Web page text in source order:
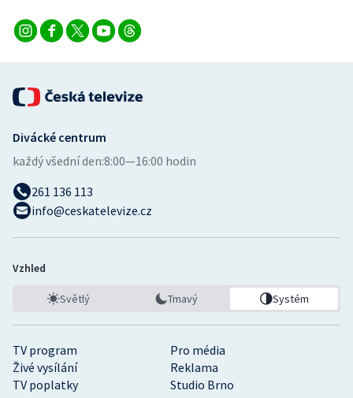
TV program
Pro média
Živé vysílání
Reklama
TV poplatky
Studio Brno
Divácké centrum
každý všední den:8:00—16:00 hodin
261 136 113
info@ceskatelevize.cz
Vzhled
Světlý Tmavý Systém